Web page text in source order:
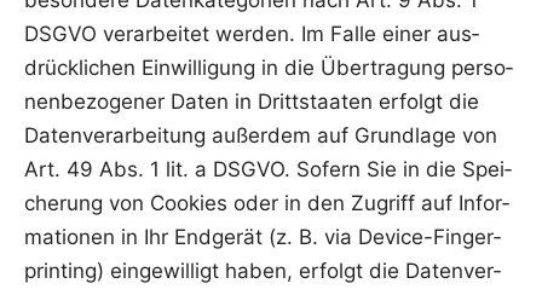
DSGVO ver­ar­bei­tet wer­den. Im Fal­le einer aus­
drück­li­chen Ein­wil­li­gung in die Über­tra­gung per­so­
nen­be­zo­ge­ner Daten in Dritt­staa­ten erfolgt die
Daten­ver­ar­bei­tung außer­dem auf Grund­la­ge von
Art. 49 Abs. 1 lit. a DSGVO. Sofern Sie in die Spei­
che­rung von Coo­kies oder in den Zugriff auf Infor­
ma­tio­nen in Ihr End­ge­rät (z. B. via Device-Fin­ger­
prin­ting) ein­ge­wil­ligt haben, erfolgt die Daten­ver­